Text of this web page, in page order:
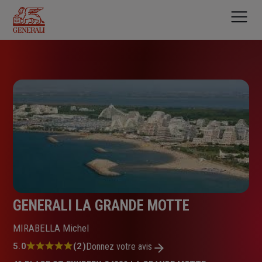
contenu
principal
GENERALI LA GRANDE MOTTE
MIRABELLA Michel
Note
5.0 (2)Donnez votre avis